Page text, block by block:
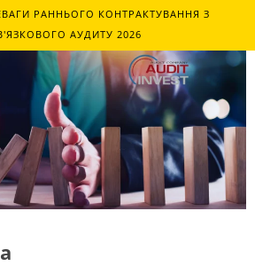
РАННЬОГО КОНТРАКТУВАННЯ З
АУДИТУ 2026